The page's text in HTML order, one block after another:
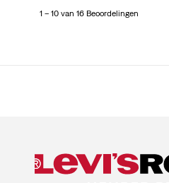
1 – 10 van 16 Beoordelingen